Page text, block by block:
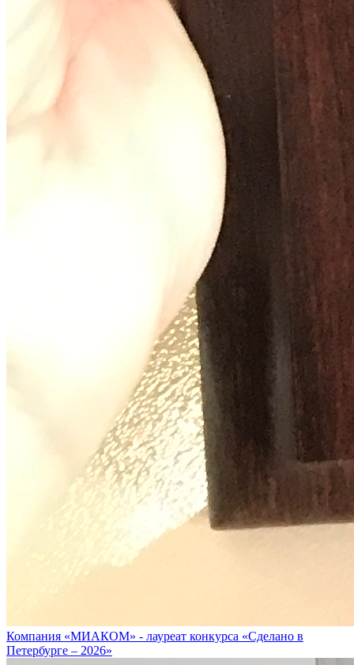
Компания «МИАКОМ» - лауреат конкурса «Сделано в
Петербурге – 2026»